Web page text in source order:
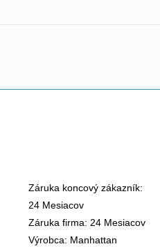
Záruka koncový zákazník:
24 Mesiacov
Záruka firma: 24 Mesiacov
Výrobca: Manhattan